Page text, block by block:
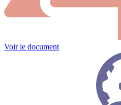
Voir le document